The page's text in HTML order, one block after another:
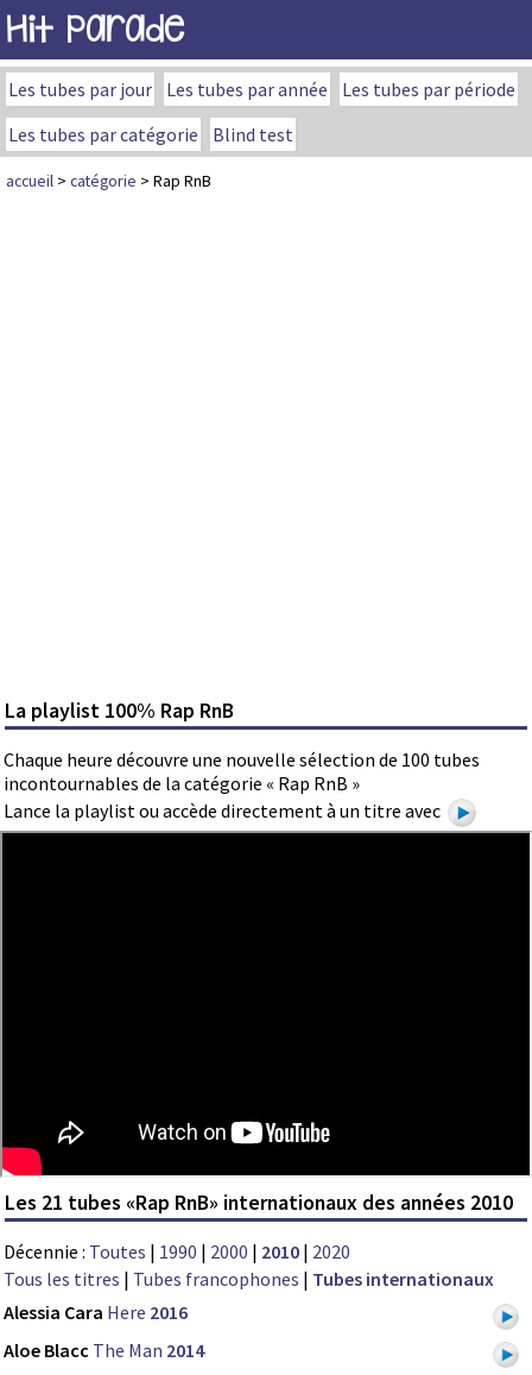
Hit Parade
Les tubes par jour Les tubes par année
Les tubes par période
Les tubes par catégorie
Blind test
accueil > catégorie > Rap RnB
La playlist 100% Rap RnB
Chaque heure découvre une nouvelle sélection de 100 tubes
incontournables de la catégorie « Rap RnB »
Lance la playlist ou accède directement à un titre avec
Les 21 tubes «Rap RnB» internationaux des années 2010
Décennie : Toutes | 1990 | 2000 | 2010 | 2020
Tous les titres | Tubes francophones | Tubes internationaux
Alessia Cara Here 2016
Aloe Blacc The Man 2014